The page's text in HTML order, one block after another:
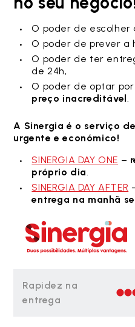
O poder de escolher
O poder de prever a
O poder de ter
de 24h,
O poder de optar
preço inacreditável.
A Sinergia é o serviço
urgente e económico!
SINERGIA DAY ONE –
próprio dia.
SINERGIA DAY AFTER
entrega na manhã
Rapidez na
entrega